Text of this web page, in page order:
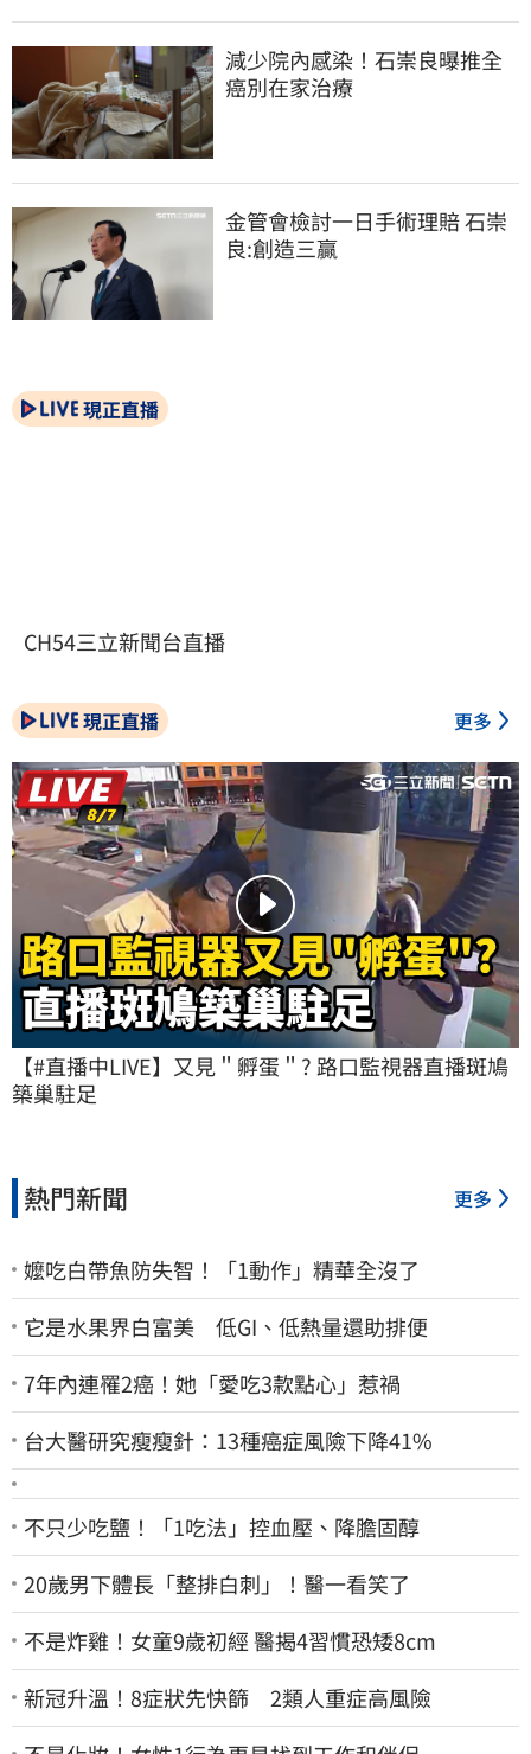
減少院內感染！石崇良曝推全
癌別在家治療
金管會檢討一日手術理賠 石崇
良:創造三贏
現正直播
CH54三立新聞台直播
現正直播 更多
【#直播中LIVE】又見＂孵蛋＂? 路口監視器直播斑鳩
築巢駐足
熱門新聞 更多
嬤吃白帶魚防失智！「1動作」精華全沒了
它是水果界白富美 低GI、低熱量還助排便
7年內連罹2癌！她「愛吃3款點心」惹禍
台大醫研究瘦瘦針：13種癌症風險下降41%
不只少吃鹽！「1吃法」控血壓、降膽固醇
20歲男下體長「整排白刺」！醫一看笑了
不是炸雞！女童9歲初經 醫揭4習慣恐矮8cm
新冠升溫！8症狀先快篩 2類人重症高風險